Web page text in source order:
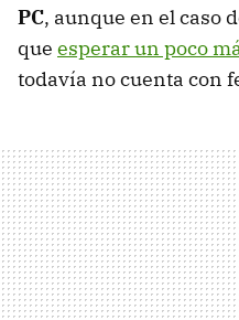
PC, aunque en el caso
que esperar un poco
todavía no cuenta con